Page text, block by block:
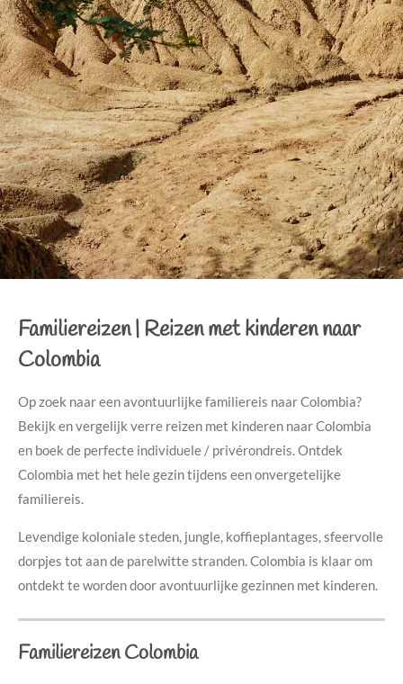
Familiereizen |Reizen met kinderen naar
Colombia
Op zoek naar een avontuurlijke familiereis naar Colombia?
Bekijk en vergelijk verre reizen met kinderen naar Colombia
en boek de perfecte individuele / privérondreis. Ontdek
Colombia met het hele gezin tijdens een onvergetelijke
familiereis.
Levendige koloniale steden, jungle, koffieplantages, sfeervolle
dorpjes tot aan de parelwitte stranden. Colombia is klaar om
ontdekt te worden door avontuurlijke gezinnen met kinderen.
Familiereizen Colombia